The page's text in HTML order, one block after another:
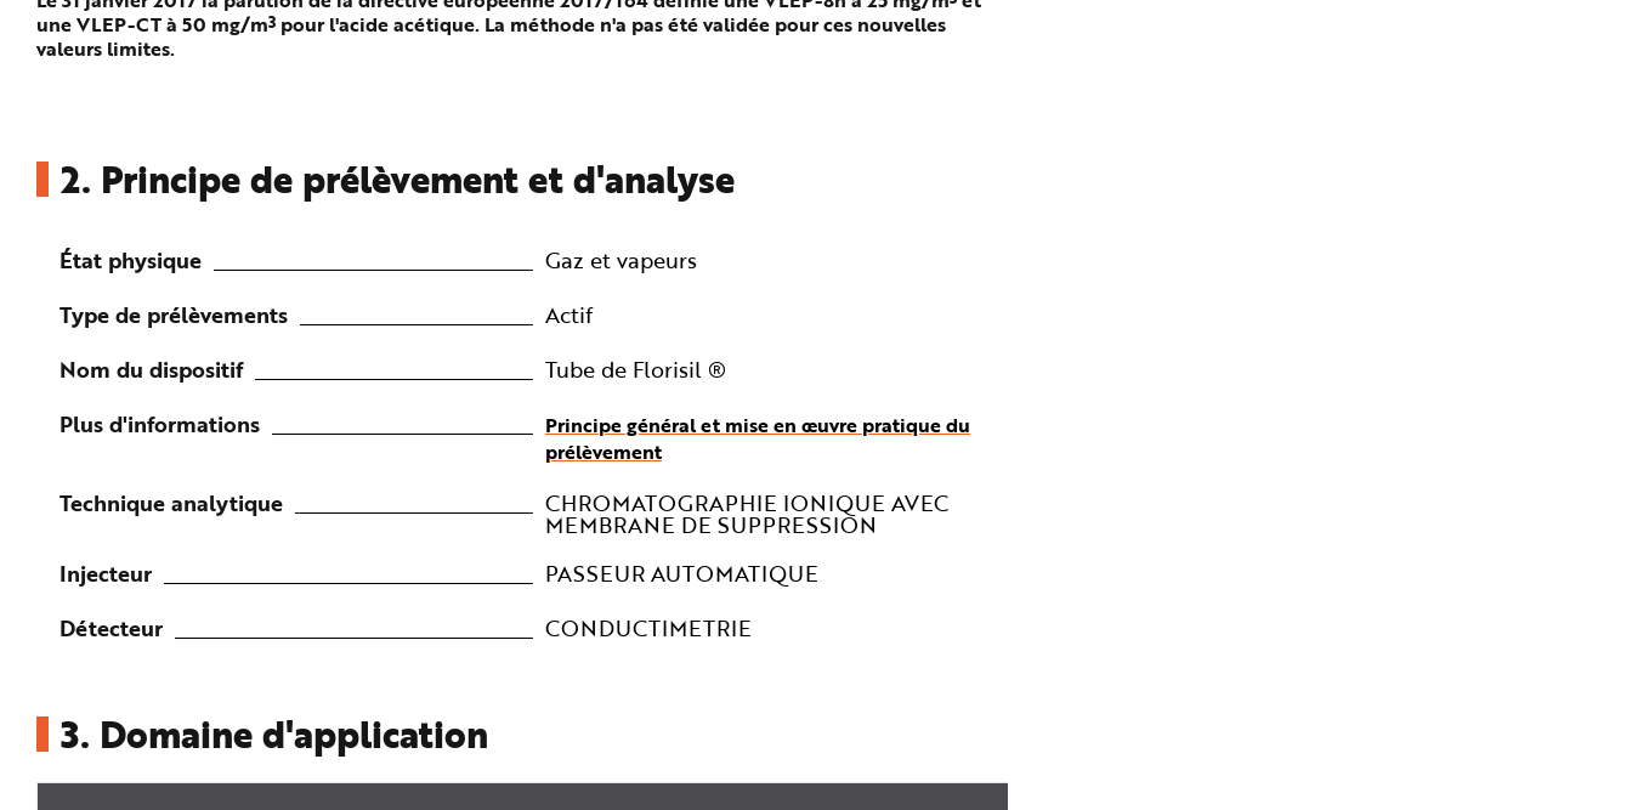
une VLEP-CT à 50 mg/m3 pour l'acide acétique. La méthode n'a pas été validée pour ces nouvelles
valeurs limites.
2. Principe de prélèvement et d'analyse
État physique
Gaz et vapeurs
Type de prélèvements
Actif
Nom du dispositif
Tube de Florisil ®
Plus d'informations
Principe général et mise en œuvre pratique du
prélèvement
Technique analytique CHROMATOGRAPHIE IONIQUE AVEC
MEMBRANE DE SUPPRESSION
Injecteur
PASSEUR AUTOMATIQUE
Détecteur
CONDUCTIMETRIE
3. Domaine d'application